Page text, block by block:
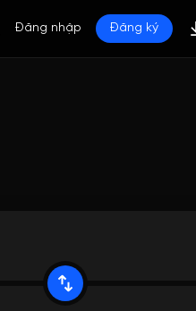
Đăng nhập Đăng ký